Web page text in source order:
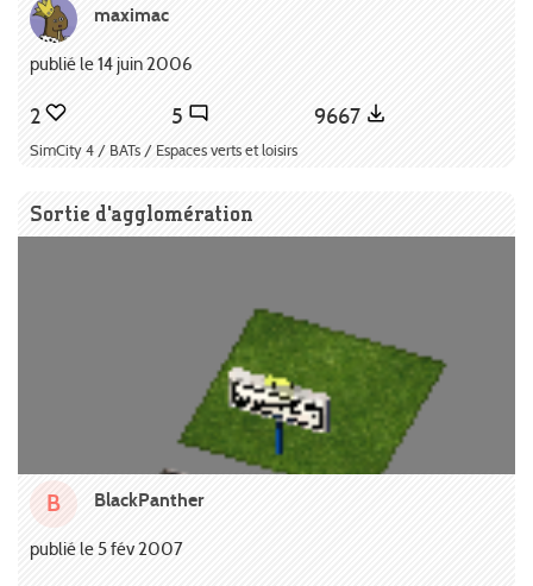
maximac
publié le 14 juin 2006
2 5 9667
SimCity 4 / BATs / Espaces verts et loisirs
Sortie d'agglomération
B BlackPanther
publié le 5 fév 2007